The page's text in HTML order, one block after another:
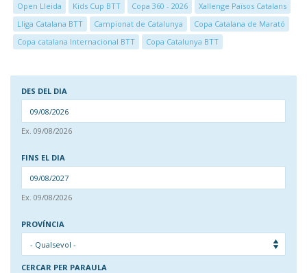
Open Lleida Kids Cup BTT Copa 360 - 2026
Xallenge Països Catalans
Lliga Catalana BTT
Campionat de Catalunya
Copa Catalana de Marató
Copa catalana Internacional BTT
Copa Catalunya BTT
DES DEL DIA
Ex. 09/08/2026
FINS EL DIA
Ex. 09/08/2026
PROVÍNCIA
CERCAR PER PARAULA